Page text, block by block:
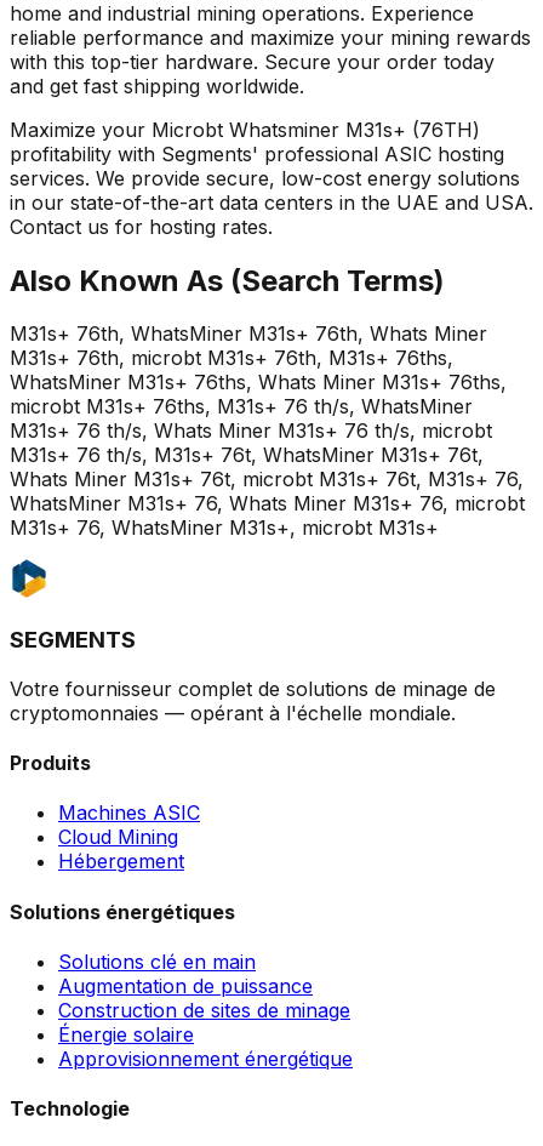
home and industrial mining operations. Experience
reliable performance and maximize your mining rewards
with this top-tier hardware. Secure your order today
and get fast shipping worldwide.
Maximize your Microbt Whatsminer M31s+ (76TH)
profitability with Segments' professional ASIC hosting
services. We provide secure, low-cost energy solutions
in our state-of-the-art data centers in the UAE and USA.
Contact us for hosting rates.
Also Known As (Search Terms)
M31s+ 76th, WhatsMiner M31s+ 76th, Whats Miner
M31s+ 76th, microbt M31s+ 76th, M31s+ 76ths,
WhatsMiner M31s+ 76ths, Whats Miner M31s+ 76ths,
microbt M31s+ 76ths, M31s+ 76 th/s, WhatsMiner
M31s+ 76 th/s, Whats Miner M31s+ 76 th/s, microbt
M31s+ 76 th/s, M31s+ 76t, WhatsMiner M31s+ 76t,
Whats Miner M31s+ 76t, microbt M31s+ 76t, M31s+ 76,
WhatsMiner M31s+ 76, Whats Miner M31s+ 76, microbt
M31s+ 76, WhatsMiner M31s+, microbt M31s+
SEGMENTS
Votre fournisseur complet de solutions de minage de
cryptomonnaies — opérant à l'échelle mondiale.
Produits
Machines ASIC
Cloud Mining
Hébergement
Solutions énergétiques
Solutions clé en main
Augmentation de puissance
Construction de sites de minage
Énergie solaire
Approvisionnement énergétique
Technologie